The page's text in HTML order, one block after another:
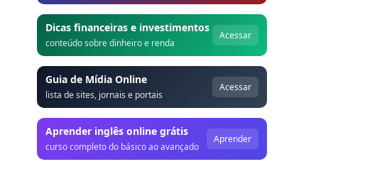
Dicas financeiras e investimentos
conteúdo sobre dinheiro e renda
Acessar
Guia de Mídia Online
lista de sites, jornais e portais
Acessar
Aprender inglês online grátis
curso completo do básico ao avançado
Aprender